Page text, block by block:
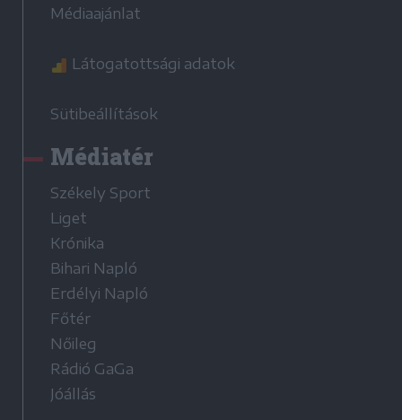
Médiaajánlat
Látogatottsági adatok
Sütibeállítások
Médiatér
Székely Sport
Liget
Krónika
Bihari Napló
Erdélyi Napló
Főtér
Nőileg
Rádió GaGa
Jóállás